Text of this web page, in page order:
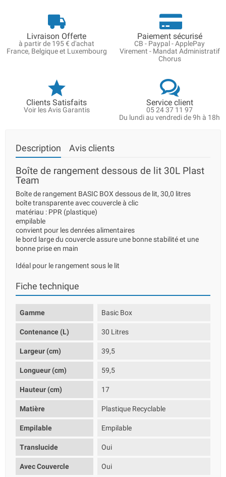
Livraison Offerte
à partir de 195 € d'achat
France, Belgique et Luxembourg
Paiement sécurisé
CB - Paypal - ApplePay
Virement - Mandat Administratif
Chorus
Clients Satisfaits
Voir les Avis Garantis
Service client
05 24 37 11 97
Du lundi au vendredi de 9h à 18h
Description Avis clients
Boîte de rangement dessous de lit 30L Plast
Team
Boîte de rangement BASIC BOX dessous de lit, 30,0 litres
boîte transparente avec couvercle à clic
matériau : PPR (plastique)
empilable
convient pour les denrées alimentaires
le bord large du couvercle assure une bonne stabilité et une
bonne prise en main
Idéal pour le rangement sous le lit
Fiche technique
Gamme Basic Box
Contenance (L) 30 Litres
Largeur (cm) 39,5
Longueur (cm) 59,5
Hauteur (cm) 17
Matière Plastique Recyclable
Empilable Empilable
Translucide Oui
Avec Couvercle Oui